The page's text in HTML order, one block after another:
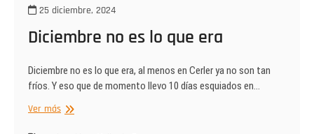
25 diciembre, 2024
Diciembre no es lo que era
Diciembre no es lo que era, al menos en Cerler ya no son tan
fríos. Y eso que de momento llevo 10 días esquiados en…
Ver másDiciembre